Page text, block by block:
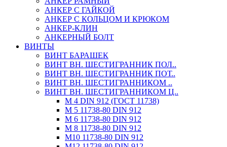
АНКЕР С ГАЙКОЙ
АНКЕР С КОЛЬЦОМ И КРЮКОМ
АНКЕР-КЛИН
АНКЕРНЫЙ БОЛТ
ВИНТЫ
ВИНТ БАРАШЕК
ВИНТ ВН. ШЕСТИГРАННИК ПОЛ..
ВИНТ ВН. ШЕСТИГРАННИК ПОТ..
ВИНТ ВН. ШЕСТИГРАННИКОМ ..
ВИНТ ВН. ШЕСТИГРАННИКОМ Ц..
М 4 DIN 912 (ГОСТ 11738)
М 5 11738-80 DIN 912
М 6 11738-80 DIN 912
М 8 11738-80 DIN 912
М10 11738-80 DIN 912